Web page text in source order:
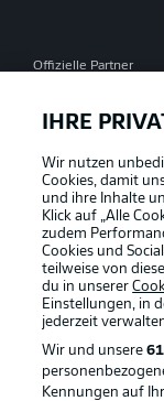
Offizielle Partner
IHRE
Wir nutzen
Cookies, damit
und ihre Inhalte
Klick auf „Alle
zudem
Cookies und
teilweise von
du in unserer
Einstellungen, in
jederzeit
Wir und unsere61
Kennungen auf